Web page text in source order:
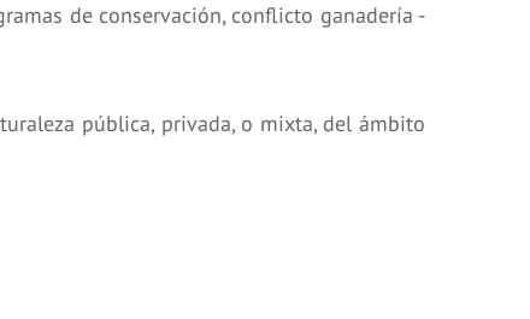
de conservación, conflicto ganadería -
pública, privada, o mixta, del ámbito